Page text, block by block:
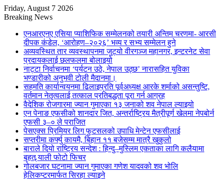
Friday, August 7 2026
Breaking News
एनआरएनए एसिया प्याशिफिक सम्मेलनको तयारी अन्तिम चरणमा- आरसी
दीपक कंडेल, ‘आरोहण–२०२६’ भव्य र सभ्य सम्मेलन हुने
अव्यवस्थित तार व्यवस्थापनमा जुट्यो वीरगञ्ज महानगर, इन्टरनेट सेवा
प्रदायकलाई छलफलमा बोलाइयो
नाट्टा निर्वाचनमा ‘पर्यटन उठे, नेपाल उठ्छ’ नारासहित युविका
भण्डारीको अनुभवी टोली मैदानमा।
सहमति कार्यान्वयनमा ढिलाइप्रति पूर्वअध्यक्ष आरके शर्माको असन्तुष्टि,
वर्तमान नेतृत्वलाई तत्काल प्रतिबद्धता पूरा गर्न आग्रह
वैदेशिक रोजगारमा ज्यान गुमाएका १३ जनाको शव नेपाल ल्याइयो
एन पेनाङ एफसीको शानदार जित, अन्तर्राष्ट्रिय मैत्रीपूर्ण खेलमा नेपबोर्न
एफसी ३–० ले पराजित
पेसएक्स प्रिमियर लिग फुटसलको उपाधि मेन्टेन एफसीलाई
सप्तरीमा कर्फ्यु कायमै, बिहान ११ बजेसम्म मात्रै खुकुलो
बाराले दियो राष्ट्रिय सन्देश : हिन्दु–मुस्लिम एकताका लागि कलैयामा
बृहत् र्‍याली फोटो फिचर
गोलबजार घटनामा ज्यान गुमाएका गणेश यादवको शव भोलि
हेलिकप्टरमार्फत सिरहा ल्याइने